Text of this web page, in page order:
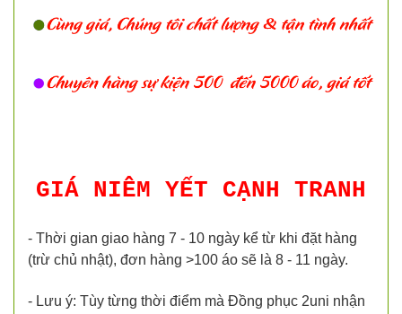
GIÁ NIÊM YẾT CẠNH TRANH
- Thời gian giao hàng 7 - 10 ngày kể từ khi đặt hàng
(trừ chủ nhật), đơn hàng >100 áo sẽ là 8 - 11 ngày.
- Lưu ý: Tùy từng thời điểm mà Đồng phục 2uni nhận